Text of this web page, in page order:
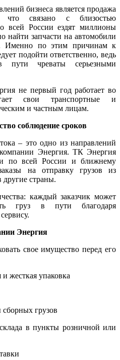
бизнеса является продажа
что связано с близостью
всей России ездят миллионы
найти запчасти на автомобили
Именно по этим причинам к
подойти ответственно, ведь
пути чреваты серьезными
не первый год работает во
свои транспортные и
и частным лицам.
соблюдение сроков
– это одно из направлений
компании Энергия. ТК Энергия
по всей России и ближнему
на отправку грузов из
страны.
каждый заказчик может
груз в пути благодаря
Энергия
свое имущество перед его
жесткая упаковка
сборных грузов
в пункты розничной или